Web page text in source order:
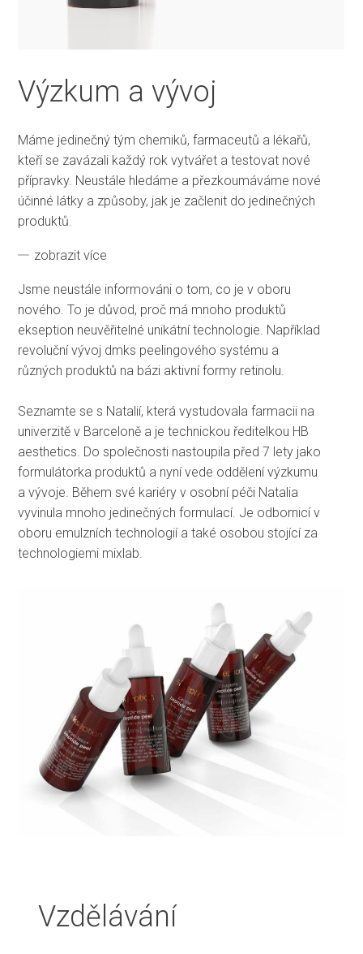
Výzkum a vývoj
Máme jedinečný tým chemiků, farmaceutů a lékařů,
kteří se zavázali každý rok vytvářet a testovat nové
přípravky. Neustále hledáme a přezkoumáváme nové
účinné látky a způsoby, jak je začlenit do jedinečných
produktů.
zobrazit více
Jsme neustále informováni o tom, co je v oboru
nového. To je důvod, proč má mnoho produktů
ekseption neuvěřitelné unikátní technologie. Například
revoluční vývoj dmks peelingového systému a
různých produktů na bázi aktivní formy retinolu.
Seznamte se s Natalií, která vystudovala farmacii na
univerzitě v Barceloně a je technickou ředitelkou HB
aesthetics. Do společnosti nastoupila před 7 lety jako
formulátorka produktů a nyní vede oddělení výzkumu
a vývoje. Během své kariéry v osobní péči Natalia
vyvinula mnoho jedinečných formulací. Je odbornicí v
oboru emulzních technologií a také osobou stojící za
technologiemi mixlab.
Vzdělávání